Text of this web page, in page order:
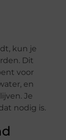
kun je
Dit
voor
en
Je
nodig is.